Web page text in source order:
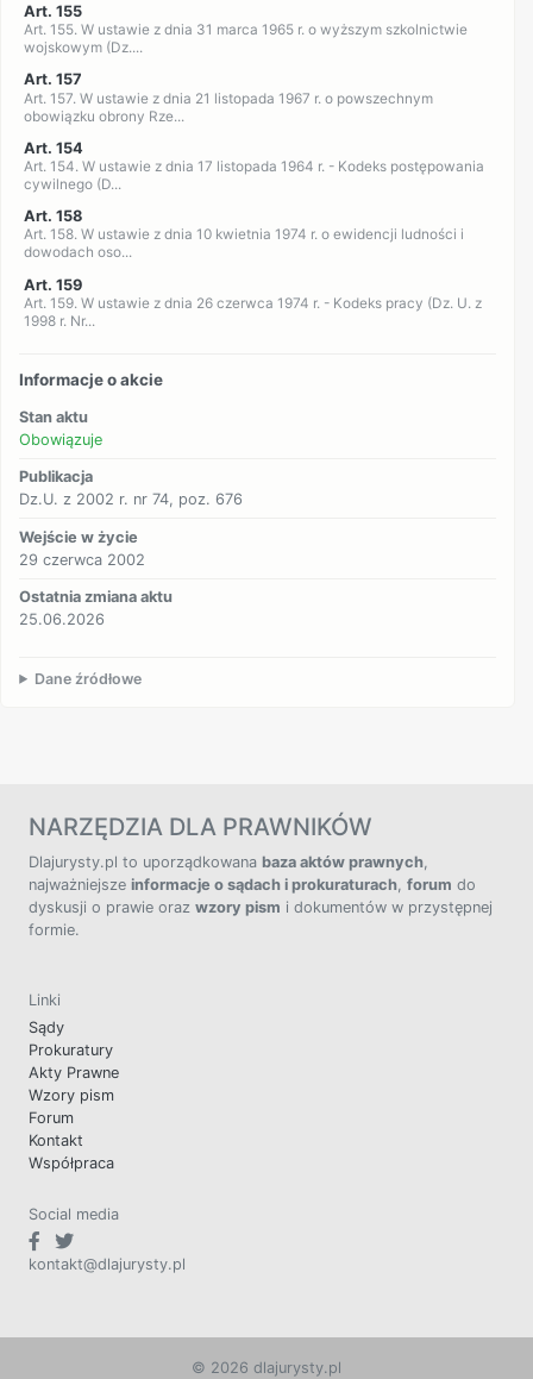
Art. 155
Art. 155. W ustawie z dnia 31 marca 1965 r. o wyższym szkolnictwie
wojskowym (Dz....
Art. 157
Art. 157. W ustawie z dnia 21 listopada 1967 r. o powszechnym
obowiązku obrony Rze...
Art. 154
Art. 154. W ustawie z dnia 17 listopada 1964 r. - Kodeks postępowania
cywilnego (D...
Art. 158
Art. 158. W ustawie z dnia 10 kwietnia 1974 r. o ewidencji ludności i
dowodach oso...
Art. 159
Art. 159. W ustawie z dnia 26 czerwca 1974 r. - Kodeks pracy (Dz. U. z
1998 r. Nr...
Informacje o akcie
Stan aktu
Obowiązuje
Publikacja
Dz.U. z 2002 r. nr 74, poz. 676
Wejście w życie
29 czerwca 2002
Ostatnia zmiana aktu
25.06.2026
Dane źródłowe
NARZĘDZIA DLA PRAWNIKÓW
Dlajurysty.pl to uporządkowana baza aktów prawnych,
najważniejsze informacje o sądach i prokuraturach, forum do
dyskusji o prawie oraz wzory pism i dokumentów w przystępnej
formie.
Linki
Sądy
Prokuratury
Akty Prawne
Wzory pism
Forum
Kontakt
Współpraca
Social media
kontakt@dlajurysty.pl
© 2026 dlajurysty.pl